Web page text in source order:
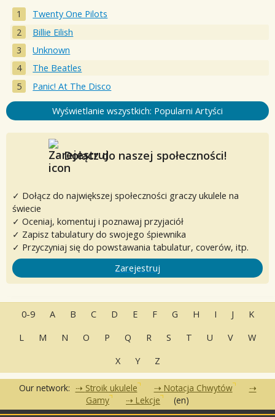
Twenty One Pilots
Billie Eilish
Unknown
The Beatles
Panic! At The Disco
Wyświetlanie wszystkich: Popularni Artyści
Dołącz do naszej społeczności!
✓ Dołącz do największej społeczności graczy ukulele na
świecie
✓ Oceniaj, komentuj i poznawaj przyjaciół
✓ Zapisz tabulatury do swojego śpiewnika
✓ Przyczyniaj się do powstawania tabulatur, coverów, itp.
Zarejestruj
0-9 A B C D E F G H I J
K
L
M N O P Q R S T U V
W
X
Y Z
Our network: Stroik ukulele
Notacja Chwytów
Gamy
Lekcje (en)